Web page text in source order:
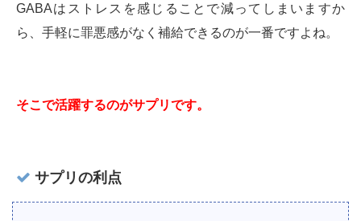
GABAはストレスを感じることで減ってしまいますか
ら、手軽に罪悪感がなく補給できるのが一番ですよね。
そこで活躍するのがサプリです。
サプリの利点